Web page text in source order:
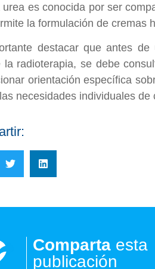
urea es conocida por ser
la formulación de cremas
destacar que antes
la radioterapia, se debe
orientación específica
necesidades individuales de
Comparta esta
publicación